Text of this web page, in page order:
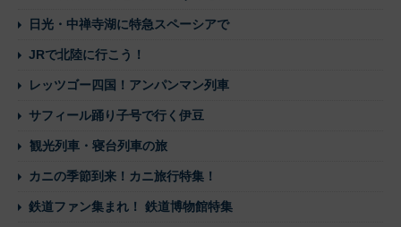
日光・中禅寺湖に特急スペーシアで
JRで北陸に行こう！
レッツゴー四国！アンパンマン列車
サフィール踊り子号で行く伊豆
観光列車・寝台列車の旅
カニの季節到来！カニ旅行特集！
鉄道ファン集まれ！ 鉄道博物館特集